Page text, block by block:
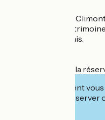
Les Confitures du
"Entreprise du
savoir-faire français.
Pour les groupes, la
Cet établissement
leur site pour réserver